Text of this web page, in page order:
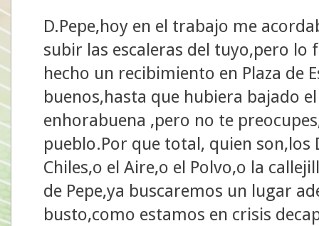
D.Pepe,hoy en el trabajo me
subir las escaleras del tuyo,pero lo
hecho un recibimiento en Plaza de
buenos,hasta que hubiera bajado
enhorabuena ,pero no te
pueblo.Por que total, quien son,los
Chiles,o el Aire,o el Polvo,o la
de Pepe,ya buscaremos un lugar
busto,como estamos en crisis